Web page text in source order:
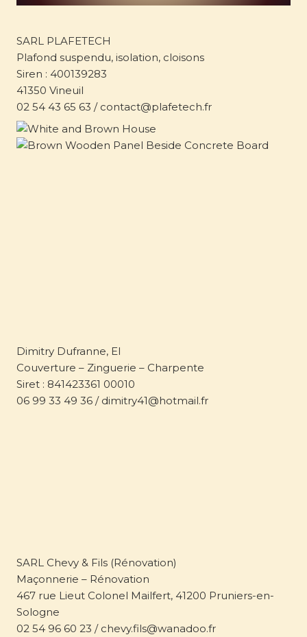
SARL PLAFETECH
Plafond suspendu, isolation, cloisons
Siren : 400139283
41350 Vineuil
02 54 43 65 63 / contact@plafetech.fr
Dimitry Dufranne, EI
Couverture – Zinguerie – Charpente
Siret : 841423361 00010
06 99 33 49 36 / dimitry41@hotmail.fr
SARL Chevy & Fils (Rénovation)
Maçonnerie – Rénovation
467 rue Lieut Colonel Mailfert, 41200 Pruniers-en-
Sologne
02 54 96 60 23 / chevy.fils@wanadoo.fr